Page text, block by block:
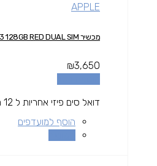
APPLE
מכשיר IPHONE 13 128GB RED DUAL SIM
₪3,650
דואל סים פיזי אחריות ל 12 חודשים IFIX
הוסף למועדפים